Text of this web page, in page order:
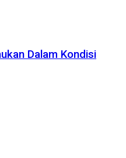
Dalam Kondisi